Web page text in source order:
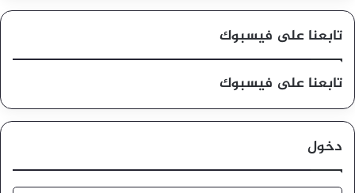
تابعنا على فيسبوك
تابعنا على فيسبوك
دخول